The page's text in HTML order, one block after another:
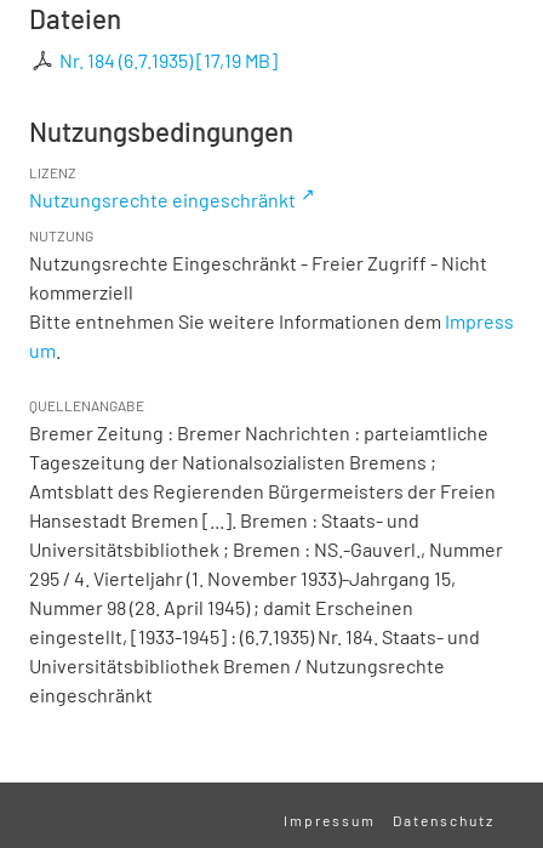
Dateien
Nr. 184 (6.7.1935)[17,19 MB]
Nutzungsbedingungen
LIZENZ
Nutzungsrechte eingeschränkt
NUTZUNG
Nutzungsrechte Eingeschränkt - Freier Zugriff - Nicht
kommerziell
Bitte entnehmen Sie weitere Informationen dem Impress
um
QUELLENANGABE
Bremer Zeitung : Bremer Nachrichten : parteiamtliche
Tageszeitung der Nationalsozialisten Bremens ;
Amtsblatt des Regierenden Bürgermeisters der Freien
Hansestadt Bremen [...]. Bremen : Staats- und
Universitätsbibliothek ; Bremen : NS.-Gauverl., Nummer
295 / 4. Vierteljahr (1. November 1933)-Jahrgang 15,
Nummer 98 (28. April 1945) ; damit Erscheinen
eingestellt, [1933-1945] : (6.7.1935) Nr. 184. Staats- und
Universitätsbibliothek Bremen / Nutzungsrechte
eingeschränkt
Impressum Datenschutz